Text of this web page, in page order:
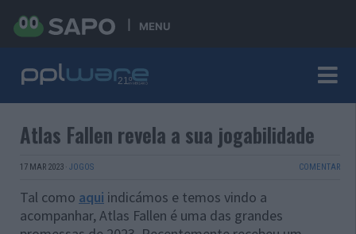
MENU
Atlas Fallen revela a sua jogabilidade
17 MAR 2023 · JOGOS COMENTAR
Tal como aqui indicámos e temos vindo a
acompanhar, Atlas Fallen é uma das grandes